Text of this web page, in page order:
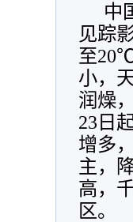
中
见踪
至
小，
润燥
23日
增多
主，
高，
区。